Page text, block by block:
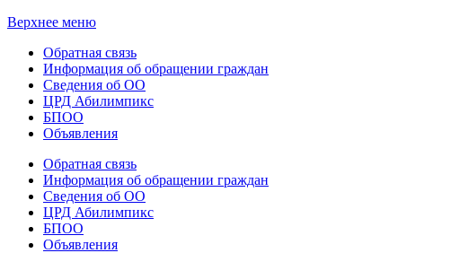
Верхнее меню
Обратная связь
Информация об обращении граждан
Сведения об ОО
ЦРД Абилимпикс
БПОО
Объявления
Обратная связь
Информация об обращении граждан
Сведения об ОО
ЦРД Абилимпикс
БПОО
Объявления